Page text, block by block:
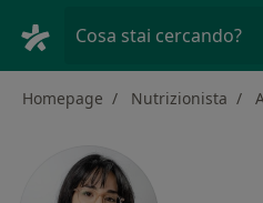
Cosa stai cercando?
Homepage Nutrizionista